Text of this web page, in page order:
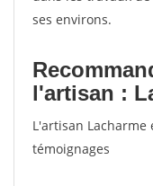
ses environs.
l'artisan :
L'artisan
témoignages